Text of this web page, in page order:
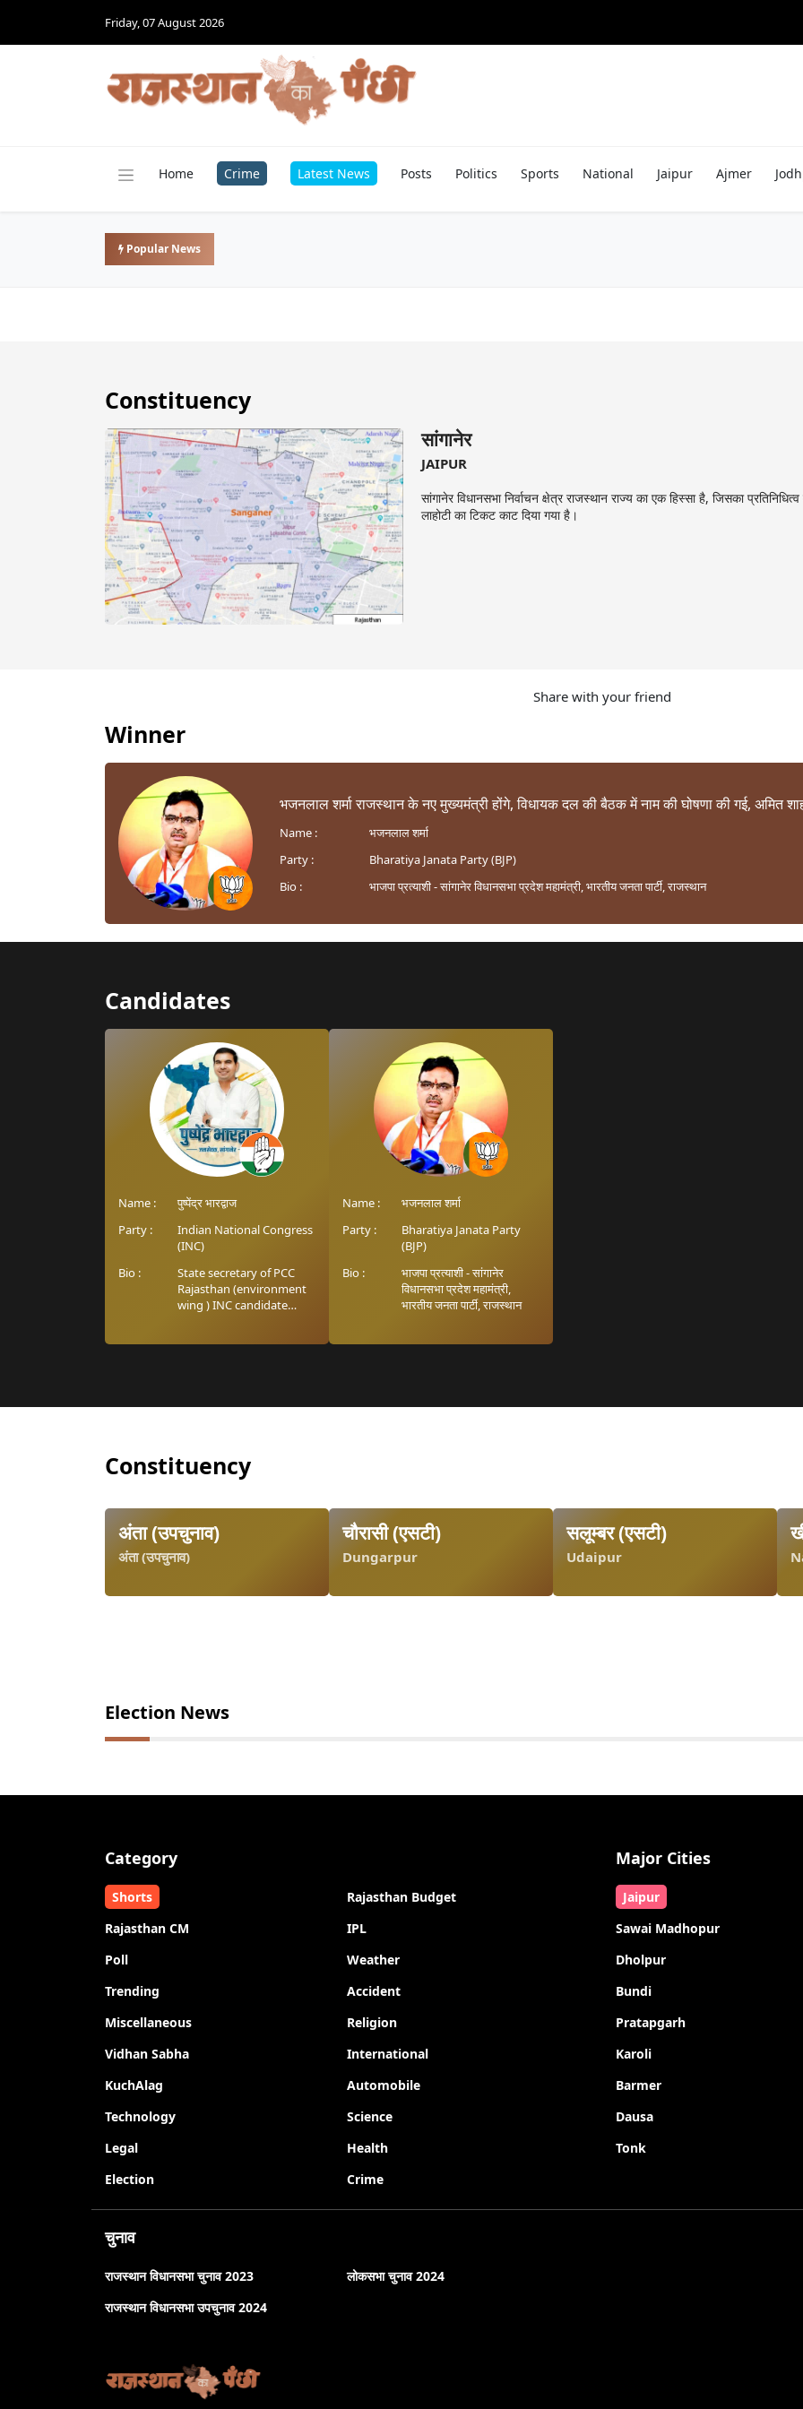
Friday, 07 August 2026
Home Crime Latest News Posts Politics Sports National Jaipur Ajmer
Popular News
Constituency
सांगानेर
JAIPUR
सांगानेर विधानसभा निर्वाचन क्षेत्र राजस्थान राज्य का एक हिस्सा है, जिसका
लाहोटी का टिकट काट दिया गया है।
Share with your friend
Winner
भजनलाल शर्मा राजस्थान के नए मुख्यमंत्री होंगे, विधायक दल की बैठक में नाम की घोषणा की गई, अमित
Name :
भजनलाल शर्मा
Party :
Bharatiya Janata Party (BJP)
Bio :
भाजपा प्रत्याशी - सांगानेर विधानसभा प्रदेश महामंत्री, भारतीय जनता पार्टी, राजस्थान
Candidates
Name :
पुष्पेंद्र भारद्वाज
Party :
Indian National Congress
(INC)
Bio :
State secretary of PCC
Rajasthan (environment
wing ) INC candidate
Name :
भजनलाल शर्मा
Party :
Bharatiya Janata Party
(BJP)
Bio :
भाजपा प्रत्याशी - सांगानेर
विधानसभा प्रदेश महामंत्री,
भारतीय जनता पार्टी, राजस्थान
Constituency
अंता (उपचुनाव)
अंता (उपचुनाव)
चौरासी (एसटी)
Dungarpur
सलूम्बर (एसटी)
Udaipur
Election News
Category
Shorts
Rajasthan Budget
Rajasthan CM
IPL
Poll
Weather
Trending
Accident
Miscellaneous
Religion
Vidhan Sabha
International
KuchAlag
Automobile
Technology
Science
Legal
Health
Election
Crime
Major Cities
Jaipur
Sawai Madhopur
Dholpur
Bundi
Pratapgarh
Karoli
Barmer
Dausa
Tonk
चुनाव
राजस्थान विधानसभा चुनाव 2023
लोकसभा चुनाव 2024
राजस्थान विधानसभा उपचुनाव 2024